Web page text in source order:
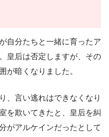
自分たちと一緒に育ったア
皇后は否定しますが、その
が暗くなりました。
、言い逃れはできなくなり
を欺いてきたと、皇后を糾
がアルケインだったとして